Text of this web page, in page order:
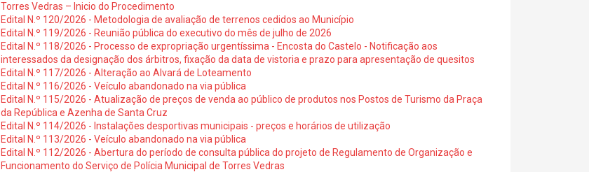
Torres Vedras – Inicio do Procedimento
Edital N.º 120/2026 - Metodologia de avaliação de terrenos cedidos ao Município
Edital N.º 119/2026 - Reunião pública do executivo do mês de julho de 2026
Edital N.º 118/2026 - Processo de expropriação urgentíssima - Encosta do Castelo - Notificação aos
interessados da designação dos árbitros, fixação da data de vistoria e prazo para apresentação de quesitos
Edital N.º 117/2026 - Alteração ao Alvará de Loteamento
Edital N.º 116/2026 - Veículo abandonado na via pública
Edital N.º 115/2026 - Atualização de preços de venda ao público de produtos nos Postos de Turismo da Praça
da República e Azenha de Santa Cruz
Edital N.º 114/2026 - Instalações desportivas municipais - preços e horários de utilização
Edital N.º 113/2026 - Veículo abandonado na via pública
Edital N.º 112/2026 - Abertura do período de consulta pública do projeto de Regulamento de Organização e
Funcionamento do Serviço de Polícia Municipal de Torres Vedras